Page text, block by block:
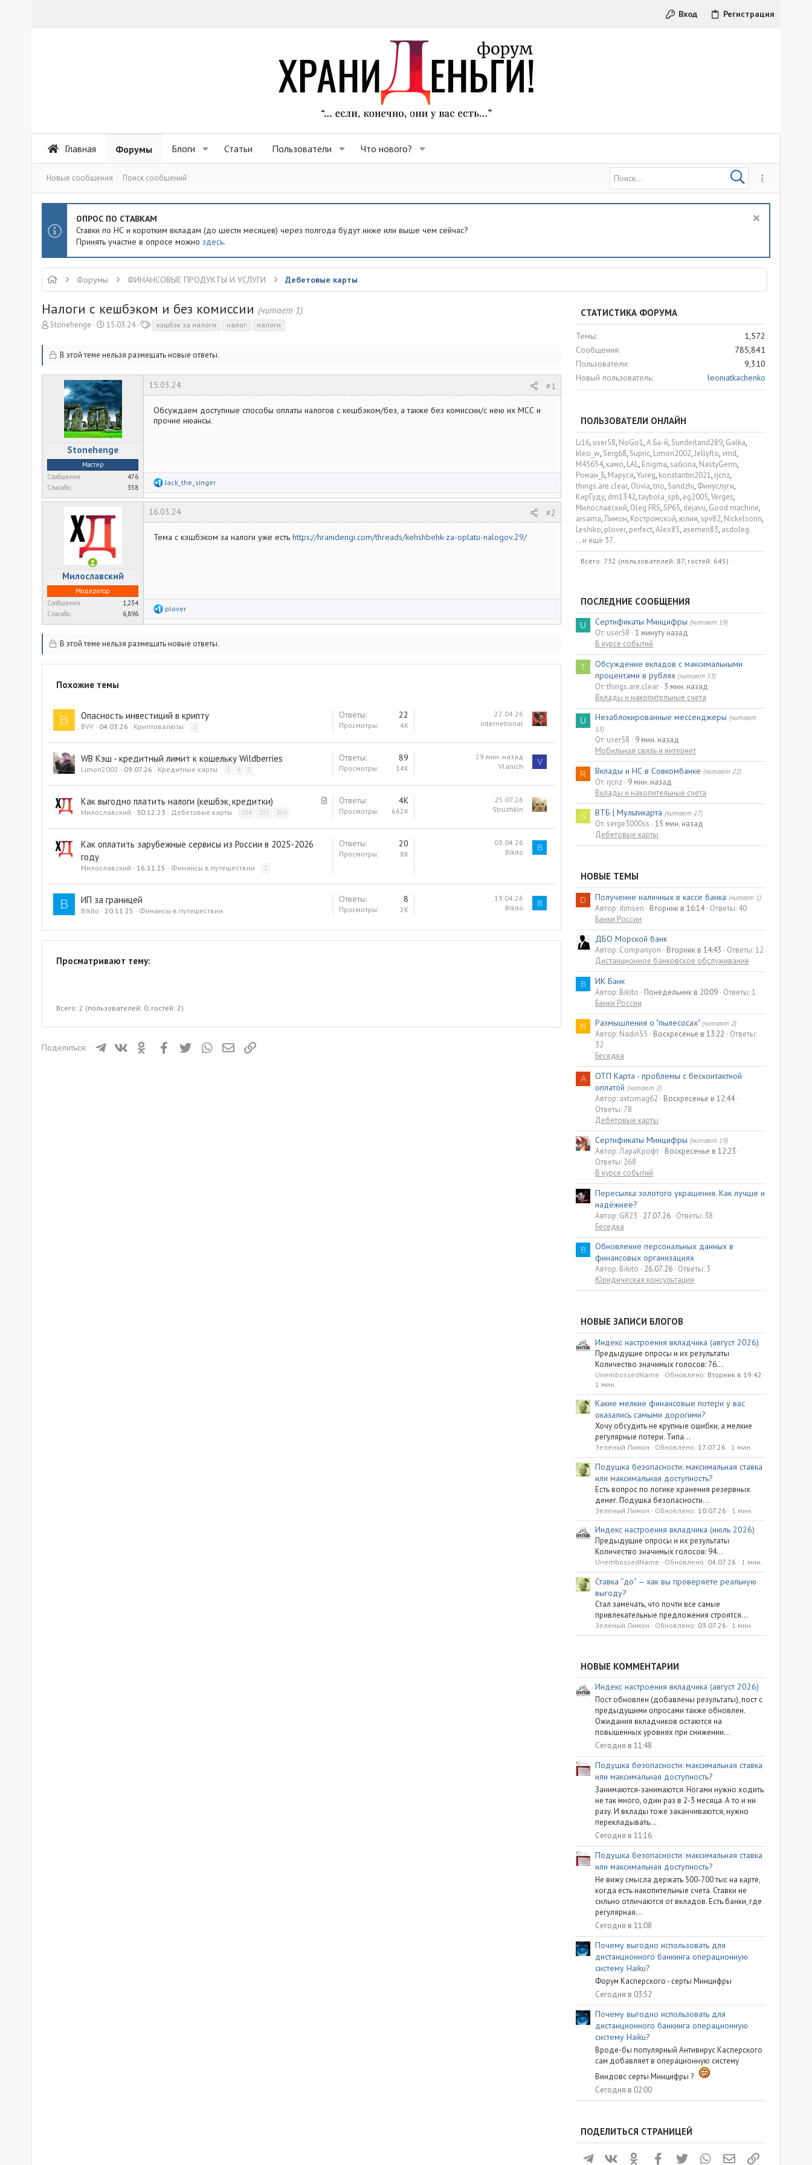
Вход Регистрация
Главная Форумы Блоги Статьи Пользователи Что нового?
Новые сообщения Поиск сообщений
ОПРОС ПО СТАВКАМ
Ставки по НС и коротким вкладам (до шести месяцев) через полгода будут ниже или выше чем сейчас?
Принять участие в опросе можно здесь.
Форумы ФИНАНСОВЫЕ ПРОДУКТЫ И УСЛУГИ Дебетовые карты
Налоги с кешбэком и без комиссии (читает 1)
А
о
т
Stonehenge
Д
а
а
ч
а
л
а
15.03.24
и
кэшбэк за налоги налог налоги
В этой теме нельзя размещать новые ответы.
Stonehenge
Мастер
Сообщения
476
Спасибо
358
15.03.24 #1
Обсуждаем доступные способы оплаты налогов с кешбэком/без, а также без комиссии/с нею их МСС и
прочие нюансы.
Р
а
ц
и
:
Jack_the_singer
Милославский
Модератор
Сообщения
1,234
Спасибо
6,896
16.03.24 #2
Тема с кэшбэком за налоги уже есть https://hranidengi.com/threads/kehshbehk-za-oplatu-nalogov.29/
Р
а
ц
:
plover
В этой теме нельзя размещать новые ответы.
Похожие темы
B Опасность инвестиций в крипту
BVV 04.03.26 Криптовалюты 2
Ответы 22
Просмотры 4K
22.04.26
internetional
WB Кэш - кредитный лимит к кошельку Wildberries
Limon2002 09.07.26 Кредитные карты 3 4 5
Ответы 89
Просмотры 14K
29 мин. назад
Vlanich
V
С
Как выгодно платить налоги (кешбэк, кредитки)
Милославский 30.12.23 Дебетовые карты 204 205 206
Ответы 4K
Просмотры 662K
25.07.26
Struzhkin
Как оплатить зарубежные сервисы из России в 2025-2026
году
Милославский 16.11.25 Финансы в путешествии 2
Ответы 20
Просмотры 8K
03.04.26
Bikito
B
B ИП за границей
Bikito 20.11.25 Финансы в путешествии
Ответы 8
Просмотры 2K
19.04.26
Bikito
B
Просматривают тему:
Всего: 2 (пользователей: 0, гостей: 2)
Поделиться: ТелеграмВКонтактеОдноклассники
FacebookTwitter WhatsAppЭлектронная почта
СТАТИСТИКА ФОРУМА
Темы
1,572
Сообщения
785,841
Пользователи
9,310
Новый пользователь
leoniatkachenko
ПОЛЬЗОВАТЕЛИ ОНЛАЙН
Li16 user58 NoGo1 А.Ба-й Sunderland289 Galka
kleo_w Serg68 Supric Limon2002 Jellyflo vmd
M45654 камо LAL Enigma sa6cina NastyGerm
Роман_Б Маруся Yureg konstantin2021 rjcnz
things.are.clear Olivia trio Sandzhi Финуслуги
КирГуду dm1342 taybola_spb eg2005 Verges
Милославский Oleg FRS SP65 dejavu Good machine
arsama Лимон Костромской юлия spv82 Nickelsonn
Leshiko plover perfect Alex85 asemen83 asdoleg
...и ещё 37.
Всего: 732 (пользователей: 87, гостей: 645)
ПОСЛЕДНИЕ СООБЩЕНИЯ
U Сертификаты Минцифры (читают 19)
От: user58 1 минуту назад
В курсе событий
T
Обсуждение вкладов с максимальными
процентами в рублях (читают 53)
От: things.are.clear 3 мин. назад
Вклады и накопительные счета
U Незаблокированные мессенджеры (читают
13)
От: user58
9 мин. назад
Мобильная связь и интернет
R Вклады и НС в Совкомбанке (читают 22)
От: rjcnz 9 мин. назад
Вклады и накопительные счета
S ВТБ | Мультикарта (читают 27)
От: serge3000ss 15 мин. назад
Дебетовые карты
НОВЫЕ ТЕМЫ
D Получение наличных в кассе банка (читает 1)
Автор: dimsen Вторник в 16:14 Ответы: 40
Банки России
ДБО Морской банк
Автор: Companyon Вторник в 14:43
Ответы: 12
Дистанционное банковское обслуживание
B ИК Банк
Автор: Bikito Понедельник в 20:09 Ответы: 1
Банки России
N Размышления о "пылесосах" (читают 2)
Автор: Nadin55 Воскресенье в 13:22
Ответы:
32
Беседка
A
ОТП Карта - проблемы с бесконтактной
оплатой (читают 2)
Автор: avtomag62
Воскресенье в 12:44
Ответы: 78
Дебетовые карты
Сертификаты Минцифры (читают 19)
Автор: ЛараКрофт Воскресенье в 12:23
Ответы: 268
В курсе событий
Пересылка золотого украшения. Как лучше и
надёжнее?
Автор: GR23 27.07.26 Ответы: 38
Беседка
B
Обновление персональных данных в
финансовых организациях
Автор: Bikito 26.07.26 Ответы: 3
Юридическая консультация
НОВЫЕ ЗАПИСИ БЛОГОВ
Индекс настроения вкладчика (август 2026)
Предыдущие опросы и их результаты
Количество значимых голосов: 76...
UnembossedName Обновлено: Вторник в 19:42
1 мин.
Какие мелкие финансовые потери у вас
оказались самыми дорогими?
Хочу обсудить не крупные ошибки, а мелкие
регулярные потери. Типа...
Зелёный Лимон Обновлено: 17.07.26 1 мин.
Подушка безопасности: максимальная ставка
или максимальная доступность?
Есть вопрос по логике хранения резервных
денег. Подушка безопасности...
Зелёный Лимон Обновлено: 10.07.26 1 мин.
Индекс настроения вкладчика (июль 2026)
Предыдущие опросы и их результаты
Количество значимых голосов: 94...
UnembossedName Обновлено: 04.07.26 1 мин.
Ставка “до” — как вы проверяете реальную
выгоду?
Стал замечать, что почти все самые
привлекательные предложения строятся...
Зелёный Лимон Обновлено: 03.07.26 1 мин.
НОВЫЕ КОММЕНТАРИИ
Индекс настроения вкладчика (август 2026)
Пост обновлен (добавлены результаты), пост с
предыдущими опросами также обновлен.
Ожидания вкладчиков остаются на
повышенных уровнях при снижении...
Сегодня в 11:48
Подушка безопасности: максимальная ставка
или максимальная доступность?
Занимаются-занимаются. Ногами нужно ходить
не так много, один раз в 2-3 месяца. А то и ни
разу. И вклады тоже заканчиваются, нужно
перекладывать...
Сегодня в 11:16
Подушка безопасности: максимальная ставка
или максимальная доступность?
Не вижу смысла держать 500-700 тыс на карте,
когда есть накопительные счета. Ставки не
сильно отличаются от вкладов. Есть банки, где
регулярная...
Сегодня в 11:08
Почему выгодно использовать для
дистанционного банкинга операционную
систему Haiku?
Форум Касперского - серты Минцифры
Сегодня в 03:52
Почему выгодно использовать для
дистанционного банкинга операционную
систему Haiku?
Вроде-бы популярный Антивирус Касперского
сам добавляет в операционную систему
Виндовс серты Минцифры ?
Сегодня в 02:00
ПОДЕЛИТЬСЯ СТРАНИЦЕЙ
ТелеграмВКонтактеОдноклассники
FacebookTwitter WhatsAppЭлектронная почта